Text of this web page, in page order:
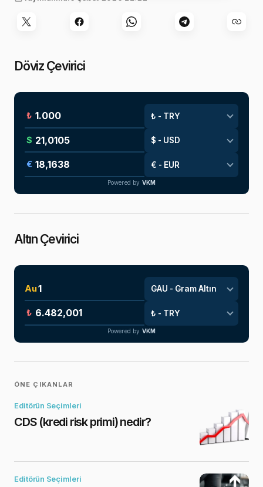
Döviz Çevirici
₺
$
€
Powered by VKM
Altın Çevirici
Au
₺
Powered by VKM
ÖNE ÇIKANLAR
Editörün Seçimleri
CDS (kredi risk primi) nedir?
Editörün Seçimleri